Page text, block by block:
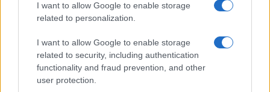
I want to allow Google to enable storage
related to personalization.
I want to allow Google to enable storage
related to security, including authentication
functionality and fraud prevention, and other
user protection.
Ave Mourinho, un nuovo imperatore a Roma